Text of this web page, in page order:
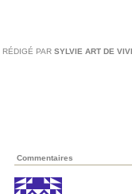
RÉDIGÉ PAR SYLVIE ART DE
Commentaires